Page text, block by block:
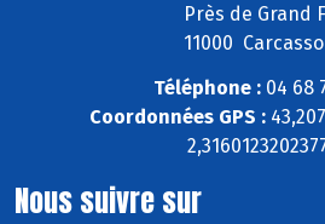
Près de Grand
11000
Téléphone :04 68
Coordonnées GPS :
Nous suivre sur